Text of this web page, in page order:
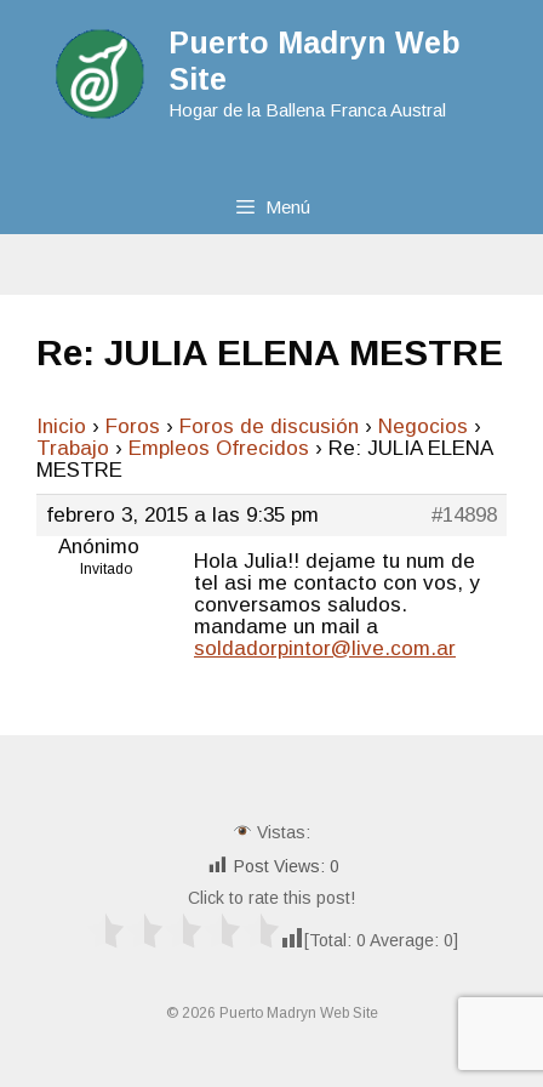
Puerto Madryn Web
Site
Hogar de la Ballena Franca Austral
Menú
Re: JULIA ELENA MESTRE
Inicio › Foros › Foros de discusión › Negocios ›
Trabajo › Empleos Ofrecidos › Re: JULIA ELENA
MESTRE
febrero 3, 2015 a las 9:35 pm
#14898
Anónimo
Invitado
Hola Julia!! dejame tu num de
tel asi me contacto con vos, y
conversamos saludos.
mandame un mail a
soldadorpintor@live.com.ar
Vistas:
Post Views: 0
Click to rate this post!
[Total: 0 Average: 0]
© 2026 Puerto Madryn Web Site